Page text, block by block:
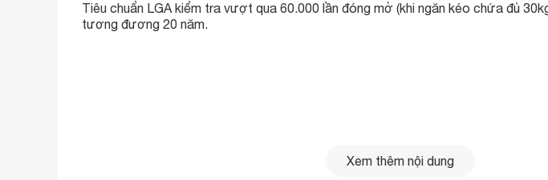
Tiêu chuẩn LGA kiểm tra vượt qua 60.000 lần đóng mở (khi ngăn kéo chứa đủ
tương đương 20 năm.
Xem thêm nội dung